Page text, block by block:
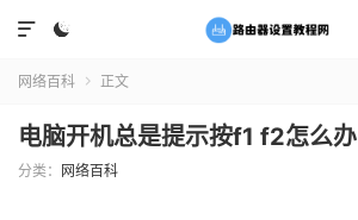


网络百科  正文
电脑开机总是提示按f1 f2怎么办
分类： 网络百科